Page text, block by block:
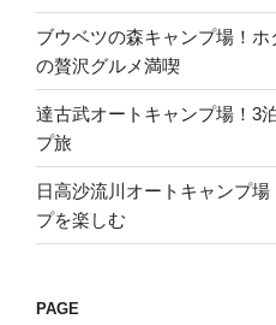
ブウベツの森キャンプ場！
の贅沢グルメ満喫
達古武オートキャンプ場！3
プ旅
日高沙流川オートキャンプ
プを楽しむ
PAGE